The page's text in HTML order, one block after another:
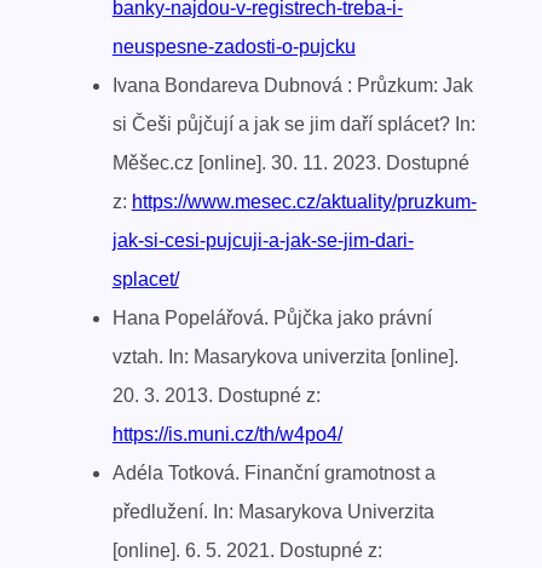
banky-najdou-v-registrech-treba-i-
neuspesne-zadosti-o-pujcku
Ivana Bondareva Dubnová : Průzkum: Jak
si Češi půjčují a jak se jim daří splácet? In:
Měšec.cz [online]. 30. 11. 2023. Dostupné
z: https://www.mesec.cz/aktuality/pruzkum-
jak-si-cesi-pujcuji-a-jak-se-jim-dari-
splacet/
Hana Popelářová. Půjčka jako právní
vztah. In: Masarykova univerzita [online].
20. 3. 2013. Dostupné z:
https://is.muni.cz/th/w4po4/
Adéla Totková. Finanční gramotnost a
předlužení. In: Masarykova Univerzita
[online]. 6. 5. 2021. Dostupné z: